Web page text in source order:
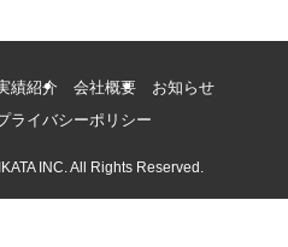
績紹介 会社概要
お知らせ
ライバシーポリシー
INC. All Rights Reserved.